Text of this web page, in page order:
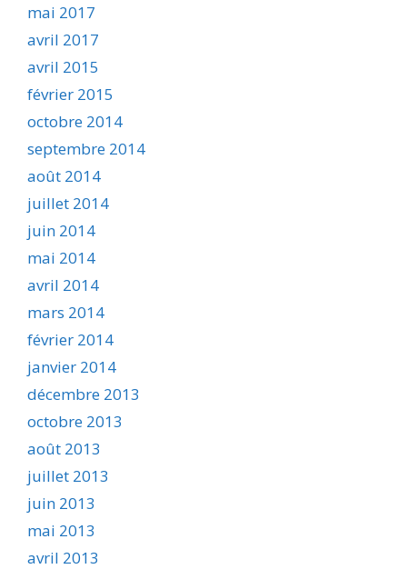
mai 2017
avril 2017
avril 2015
février 2015
octobre 2014
septembre 2014
août 2014
juillet 2014
juin 2014
mai 2014
avril 2014
mars 2014
février 2014
janvier 2014
décembre 2013
octobre 2013
août 2013
juillet 2013
juin 2013
mai 2013
avril 2013